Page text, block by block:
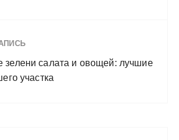
салата и овощей: лучшие
участка